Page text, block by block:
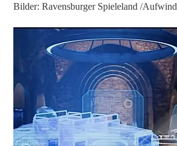
Bilder: Ravensburger Spieleland /